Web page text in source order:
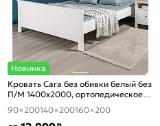
Новинка
Кровать Сага без обивки белый без
П/М 1400x2000, ортопедическое
основание, изголовье жесткое
90×200140×200160×200